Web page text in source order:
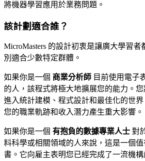
將機器學習應用於業務問題。
該計劃適合誰？
MicroMasters 的設計初衷是讓廣大學習
別適合少數特定群體。
如果你是一個 商業分析師 目前使用電子
的人，該程式將極大地擴展您的能力。您
進入統計建模、程式設計和最佳化的世
您的職業軌跡和收入潛力產生重大影響。
如果你是一個 有抱負的數據專業人士 對
料科學或相關領域的人來說，這是一個
書。它向雇主表明您已經完成了一流機